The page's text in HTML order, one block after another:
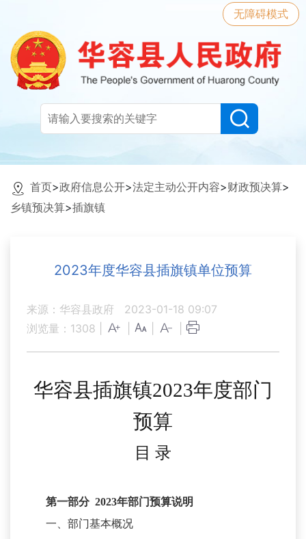
无障碍模式
首页>政府信息公开>法定主动公开内容>财政预决算>
乡镇预决算>插旗镇
2023年度华容县插旗镇单位预算
来源：华容县政府
2023-01-18 09:07
浏览量： 1308
华容县插旗镇2023年度部门
预算
目 录
第一部分 2023年部门预算说明
一、部门基本概况